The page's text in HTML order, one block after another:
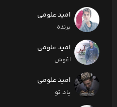
امید علومی
برنده
امید علومی
اغوش
امید علومی
یاد تو